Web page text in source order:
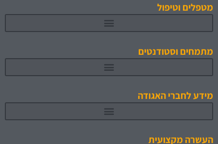
מטפלים וטיפול
מתמחים וסטודנטים
מידע לחברי האגודה
העשרה מקצועית